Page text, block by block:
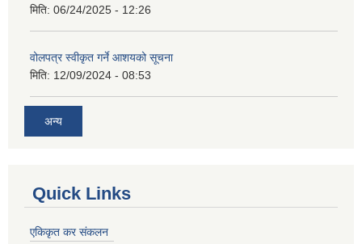
मिति: 06/24/2025 - 12:26
वोलपत्र स्वीकृत गर्ने आशयको सूचना
मिति: 12/09/2024 - 08:53
अन्य
Quick Links
एकिकृत कर संकलन